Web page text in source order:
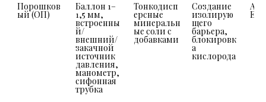
Порошков
ый (ОП)
Баллон 1–
1,5 мм,
встроенны
й/
внешний/
закачной
источник
давления,
манометр,
сифонная
трубка
Тонкодисп
ерсные
минеральн
ые соли с
добавками
Создание
изолирую
щего
барьера,
блокировк
а
кислорода
A,
E